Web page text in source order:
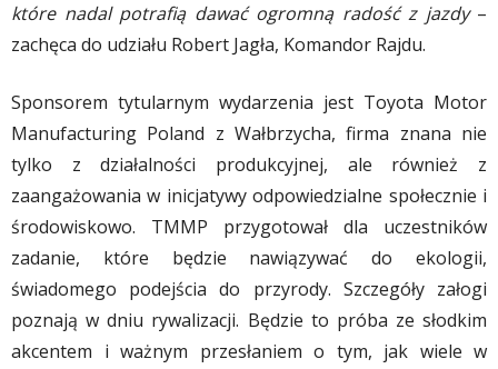
które nadal potrafią dawać ogromną radość z jazdy–
zachęca do udziału Robert Jagła, Komandor Rajdu.
Sponsorem tytularnym wydarzenia jest Toyota Motor
Manufacturing Poland z Wałbrzycha, firma znana nie
tylko z działalności produkcyjnej, ale również z
zaangażowania w inicjatywy odpowiedzialne społecznie i
środowiskowo. TMMP przygotował dla uczestników
zadanie, które będzie nawiązywać do ekologii,
świadomego podejścia do przyrody. Szczegóły załogi
poznają w dniu rywalizacji. Będzie to próba ze słodkim
akcentem i ważnym przesłaniem o tym, jak wiele w